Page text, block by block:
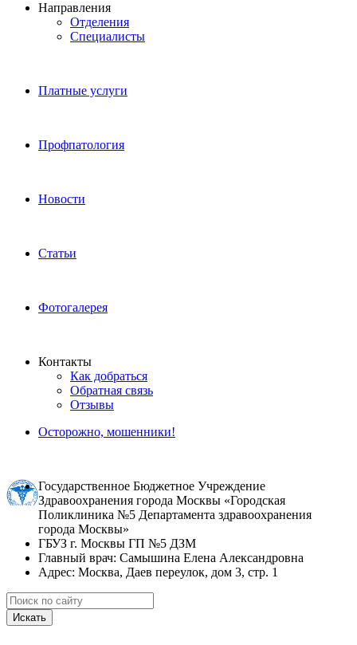
Направления
Отделения
Специалисты
Платные услуги
Профпатология
Новости
Статьи
Фотогалерея
Контакты
Как добраться
Обратная связь
Отзывы
Осторожно, мошенники!
Государственное Бюджетное Учреждение
Здравоохранения города Москвы «Городская
Поликлиника №5 Департамента здравоохранения
города Москвы»
ГБУЗ г. Москвы ГП №5 ДЗМ
Главный врач: Самышина Елена Александровна
Адрес: Москва, Даев переулок, дом 3, стр. 1
Искать